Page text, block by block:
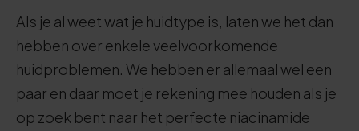
Als je al weet wat je huidtype is, laten we het dan
hebben over enkele veelvoorkomende
huidproblemen. We hebben er allemaal wel een
paar en daar moet je rekening mee houden als je
op zoek bent naar het perfecte niacinamide